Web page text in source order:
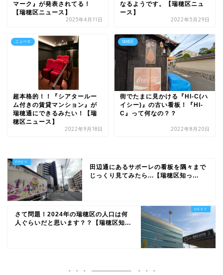
マーク』が発表されてる！
【瑞穂区ニュース】
2025年4月11日
なるようです。【瑞穂区ニュ
ース】
2022年5月29日
ニュース
超本格的！！『シアタールー
ム付きの賃貸マンション』が
瑞穂通にできるみたい！【瑞
穂区ニュース】
2022年9月18日
瑞穂区
街でたまに見かける『HI-C(ハ
イシー)』の古い看板！『HI-
C』って何なの？？
2022年8月20日
田辺通にあるサポーレの看板を隅々まで
じっくり見てみたら...【瑞穂区知っ...
さて問題！2024年の瑞穂区の人口は何
人ぐらいだと思います？？【瑞穂区知...